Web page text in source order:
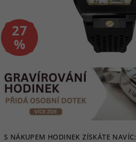
S NÁKUPEM HODINEK ZÍSKÁTE NAVÍC:
27
%